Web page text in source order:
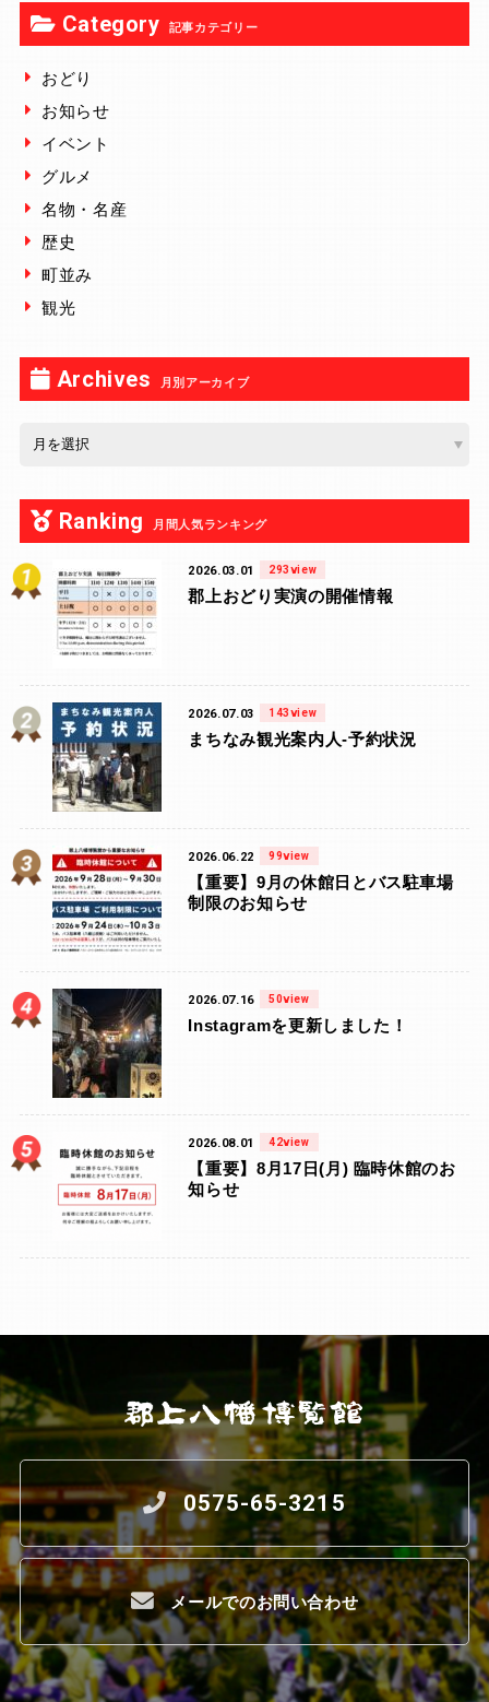
Category 記事カテゴリー
おどり
お知らせ
イベント
グルメ
名物・名産
歴史
町並み
観光
Archives 月別アーカイブ
Ranking 月間人気ランキング
2026.03.01 293view
郡上おどり実演の開催情報
2026.07.03 143view
まちなみ観光案内人-予約状況
2026.06.22 99view
【重要】9月の休館日とバス駐車場
制限のお知らせ
2026.07.16 50view
Instagramを更新しました！
2026.08.01 42view
【重要】8月17日(月) 臨時休館のお
知らせ
0575-65-3215
メールでのお問い合わせ